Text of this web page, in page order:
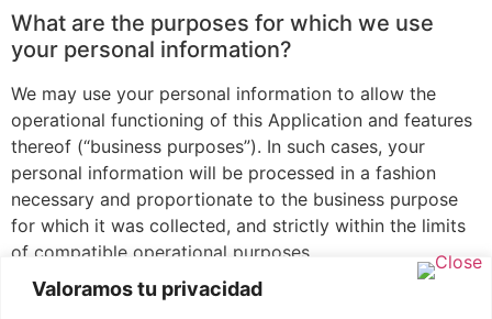
Valoramos tu privacidad
What are the purposes for which we use
your personal information?
We may use your personal information to allow the
operational functioning of this Application and features
thereof (“business purposes”). In such cases, your
personal information will be processed in a fashion
necessary and proportionate to the business purpose
for which it was collected, and strictly within the limits
of compatible operational purposes.
We may also use your personal information for other